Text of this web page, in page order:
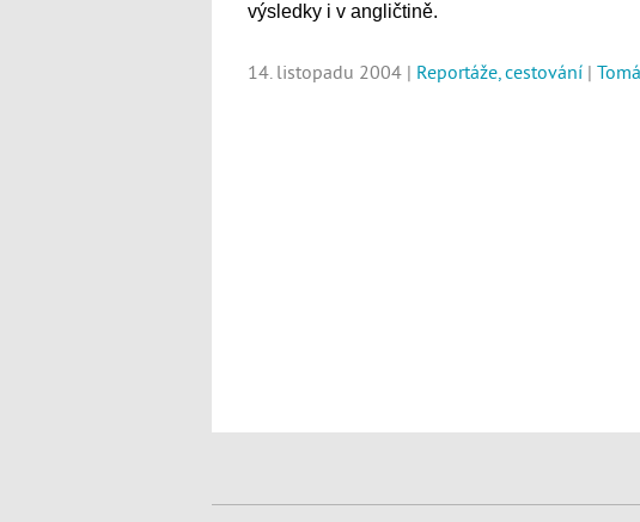
výsledky i v angličtině.
14. listopadu 2004 | Reportáže, cestování |